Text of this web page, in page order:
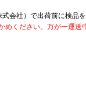
会社）で出荷前に検
ください。万が一運送